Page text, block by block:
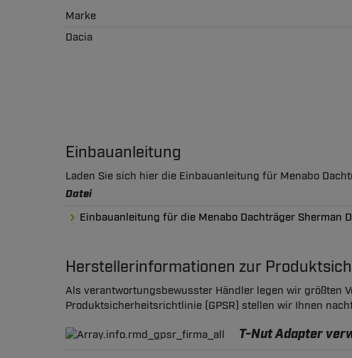
Marke
Dacia
Einbauanleitung
Laden Sie sich hier die Einbauanleitung für Menabo
Datei
Einbauanleitung für die Menabo Dachträger Sherman
Herstellerinformationen zur
Als verantwortungsbewusster Händler legen wir größten
Produktsicherheitsrichtlinie (GPSR) stellen wir Ihnen
T-Nut Adapter